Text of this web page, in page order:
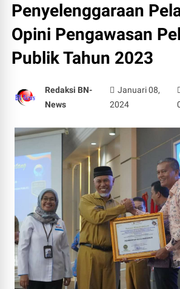
Penyelenggaraan
Opini Pengawasan
Publik Tahun 2023
Redaksi BN-
News
Januari 08,
2024